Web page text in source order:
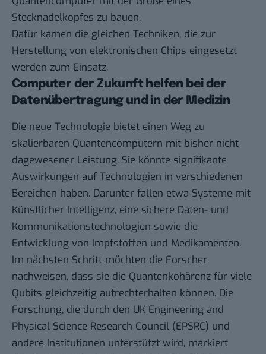
Stecknadelkopfes zu bauen.
Dafür kamen die gleichen Techniken, die zur
Herstellung von elektronischen Chips eingesetzt
werden zum Einsatz.
Computer der Zukunft helfen bei der
Datenübertragung und in der Medizin
Die neue Technologie bietet einen Weg zu
skalierbaren Quantencomputern mit bisher nicht
dagewesener Leistung. Sie könnte signifikante
Auswirkungen auf Technologien in verschiedenen
Bereichen haben. Darunter fallen etwa Systeme mit
Künstlicher Intelligenz, eine sichere Daten- und
Kommunikationstechnologien sowie die
Entwicklung von Impfstoffen und Medikamenten.
Im nächsten Schritt möchten die Forscher
nachweisen, dass sie die Quantenkohärenz für viele
Qubits gleichzeitig aufrechterhalten können. Die
Forschung, die durch den UK Engineering and
Physical Science Research Council (EPSRC) und
andere Institutionen unterstützt wird, markiert